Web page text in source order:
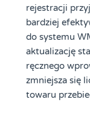
rejestracji
bardziej
do systemu
aktualizację
ręcznego
zmniejsza się
towaru